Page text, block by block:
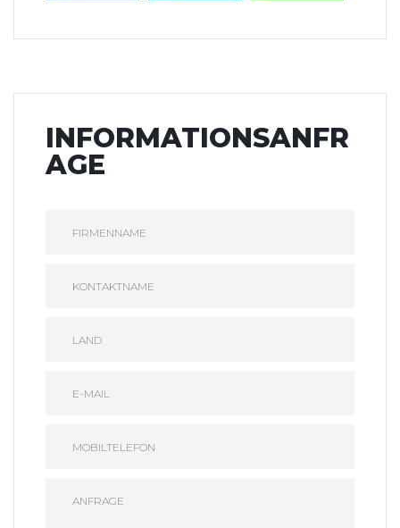
INFORMATIONSANFR
AGE